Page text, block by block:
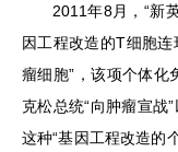
2011年8月，“新
因工程改造的T细胞
瘤细胞”，该项个体化
克松总统“向肿瘤宣战
这种“基因工程改造的